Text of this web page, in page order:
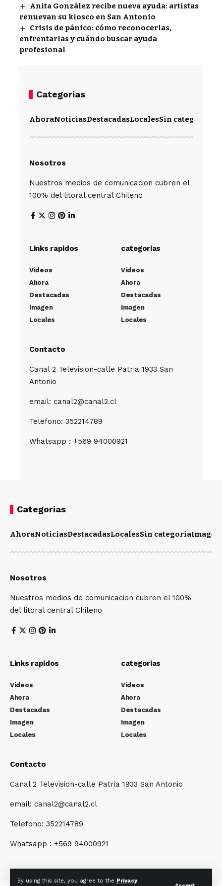
By using this site, you agree to the Privacy
Anita González recibe nueva ayuda: artistas
renuevan su kiosco en San Antonio
Crisis de pánico: cómo reconocerlas,
enfrentarlas y cuándo buscar ayuda
profesional
Categorias
AhoraNoticiasDestacadasLocalesSin categoría
Nosotros
Nuestros medios de comunicacion cubren el
100% del litoral central Chileno
Links rapidos
Videos
Ahora
Destacadas
Imagen
Locales
categorias
Videos
Ahora
Destacadas
Imagen
Locales
Contacto
Canal 2 Television-calle Patria 1933 San
Antonio
email: canal2@canal2.cl
Telefono: 352214789
Whatsapp : +569 94000921
Categorias
AhoraNoticiasDestacadasLocalesSin categoríaImagen
Nosotros
Nuestros medios de comunicacion cubren el 100%
del litoral central Chileno
Links rapidos
Videos
Ahora
Destacadas
Imagen
Locales
categorias
Videos
Ahora
Destacadas
Imagen
Locales
Contacto
Canal 2 Television-calle Patria 1933 San Antonio
email: canal2@canal2.cl
Telefono: 352214789
Whatsapp : +569 94000921